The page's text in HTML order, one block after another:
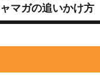
マガの追いかけ方